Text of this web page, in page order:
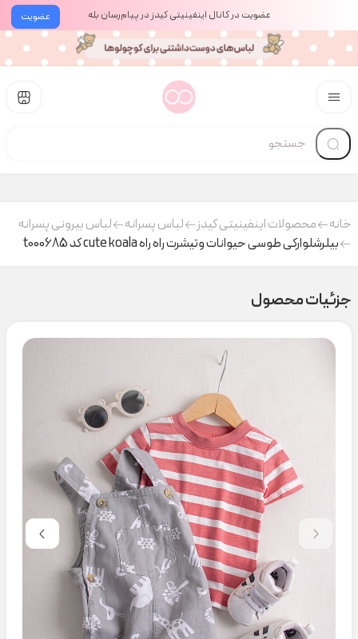
عضویت عضویت در کانال اینفینیتی کیدز در پیام‌رسان بله
خانه محصولات اینفینیتی کیدز لباس پسرانه
لباس بیرونی پسرانه
بیلرشلوارکی طوسی حیوانات وتیشرت راه راه cute koala کد t000685
جزئیات محصول